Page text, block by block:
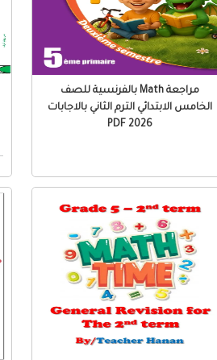
مراجعة Math بالفرنسية للصف
الخامس الابتدائي الترم الثاني بالاجابات
2026 PDF